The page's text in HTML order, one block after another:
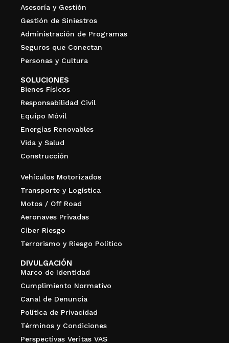
Asesoría y Gestión
Gestión de Siniestros
Administración de Programas
Seguros que Conectan
Personas y Cultura
SOLUCIONES
Bienes Físicos
Responsabilidad Civil
Equipo Móvil
Energías Renovables
Vida y Salud
Construcción
Vehículos Motorizados
Transporte y Logística
Motos / Off Road
Aeronaves Privadas
Ciber Riesgo
Terrorismo y Riesgo Político
DIVULGACIÓN
Marco de Identidad
Cumplimiento Normativo
Canal de Denuncia
Política de Privacidad
Términos y Condiciones
Perspectivas Veritas VAS